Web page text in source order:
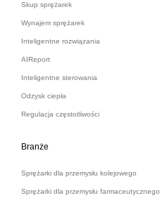
Skup sprężarek
Wynajem sprężarek
Inteligentne rozwiązania
AIReport
Inteligentne sterowania
Odzysk ciepła
Regulacja częstotliwości
Branże
Sprężarki dla przemysłu kolejowego
Sprężarki dla przemysłu farmaceutycznego